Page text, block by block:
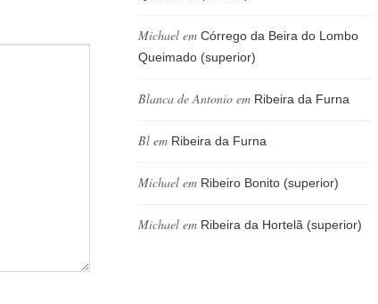
Michael em Córrego da Beira do Lombo
Queimado (superior)
Blanca de Antonio em Ribeira da Furna
Bl em Ribeira da Furna
Michael em Ribeiro Bonito (superior)
Michael em Ribeira da Hortelã (superior)